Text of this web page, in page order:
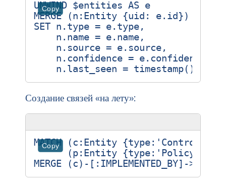
Copy
UNWIND $entities AS e
MERGE (n:Entity {uid: e.id})
SET n.type = e.type,
    n.name = e.name,
    n.source = e.source,
    n.confidence = e.confidence,
Создание связей «на лету»:
Copy
MATCH (c:Entity {type:'Control',
(p:Entity {type:'Policy',